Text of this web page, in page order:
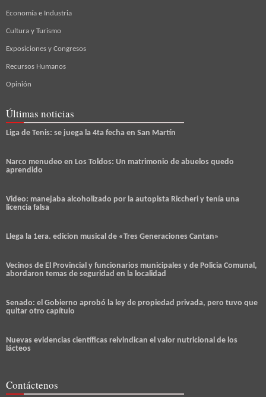
Economía e Industria
Cultura y Turismo
Exposiciones y Congresos
Recursos Humanos
Opinión
Últimas noticias
Liga de Tenis: se juega la 4ta fecha en San Martín
Narco menudeo en Los Toldos: Un matrimonio de abuelos quedo
aprendido
Video: manejaba alcoholizado por la autopista Riccheri y tenía una
licencia falsa
Llega la 1era. edicion musical de «Tres Generaciones Cantan»
Vecinos de El Provincial y funcionarios municipales y de Policia Comunal,
abordaron temas de seguridad en la localidad
Senado: el Gobierno aprobó la ley de propiedad privada, pero tuvo que
quitar otro capítulo
Nuevas evidencias científicas reivindican el valor nutricional de los
lácteos
Contáctenos